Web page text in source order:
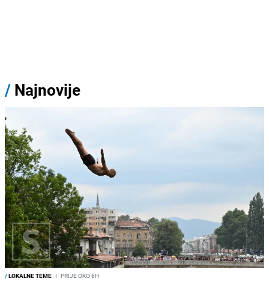
/ Najnovije
/LOKALNE TEME I PRIJE OKO 6H